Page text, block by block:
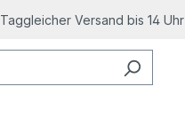
Taggleicher Versand bis 14 Uhr